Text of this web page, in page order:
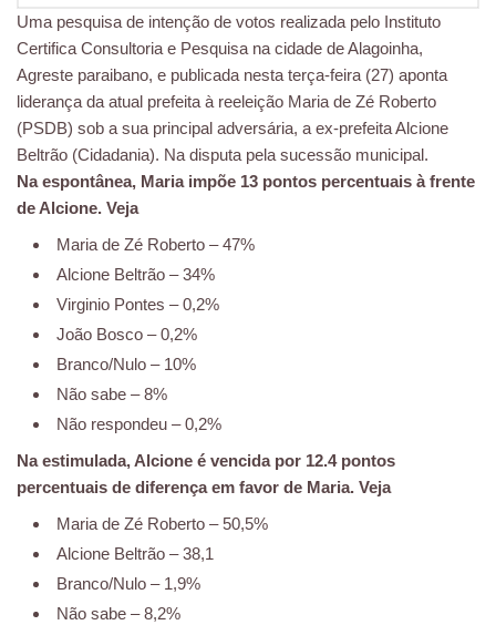
Uma pesquisa de intenção de votos realizada pelo Instituto
Certifica Consultoria e Pesquisa na cidade de Alagoinha,
Agreste paraibano, e publicada nesta terça-feira (27) aponta
liderança da atual prefeita à reeleição Maria de Zé Roberto
(PSDB) sob a sua principal adversária, a ex-prefeita Alcione
Beltrão (Cidadania). Na disputa pela sucessão municipal.
Na espontânea, Maria impõe 13 pontos percentuais à frente
de Alcione. Veja
Maria de Zé Roberto – 47%
Alcione Beltrão – 34%
Virginio Pontes – 0,2%
João Bosco – 0,2%
Branco/Nulo – 10%
Não sabe – 8%
Não respondeu – 0,2%
Na estimulada, Alcione é vencida por 12.4 pontos
percentuais de diferença em favor de Maria. Veja
Maria de Zé Roberto – 50,5%
Alcione Beltrão – 38,1
Branco/Nulo – 1,9%
Não sabe – 8,2%